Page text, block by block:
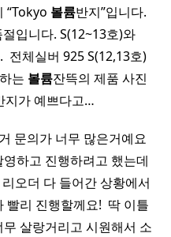
“Tokyo 볼륨반지”입니다. ​
입니다. S(12~13호)와
전체실버 925 S(12,13호)
는 볼륨잔뜩의 제품 사진
지가 예쁘다고…
문의가 너무 많은거예요
하고 진행하려고 했는데
오더 다 들어간 상황에서
빨리 진행할께요! ​ 딱 이틀
살랑거리고 시원해서 소